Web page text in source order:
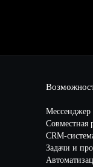
Мессенджер
Совместная
CRM-
Задачи и